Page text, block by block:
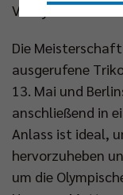
Volleys stehen.“
Die Meisterschaft
ausgerufene
13. Mai und
anschließend in
Anlass ist ideal,
hervorzuheben
um die
Nur